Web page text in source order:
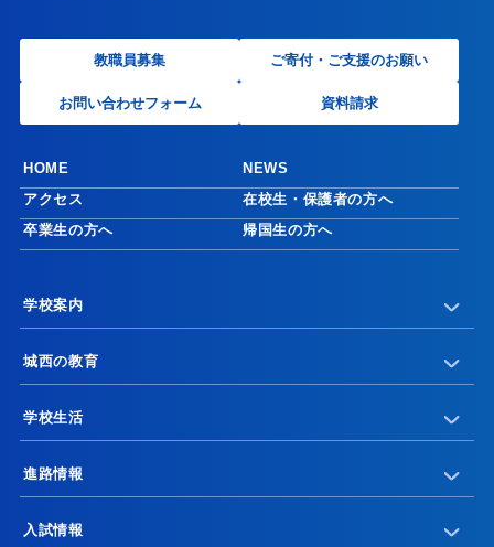
教職員募集 ご寄付・ご支援のお願い
お問い合わせフォーム 資料請求
HOME
NEWS
アクセス
在校生・保護者の方へ
卒業生の方へ
帰国生の方へ
学校案内
城西の教育
学校生活
進路情報
入試情報